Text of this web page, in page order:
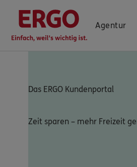
Agentur
Das ERGO Kundenportal
Zeit sparen – mehr Freizeit